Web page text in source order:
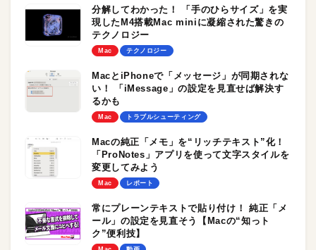
分解してわかった！ 「手のひらサイズ」を実
現したM4搭載Mac miniに凝縮された驚きの
テクノロジー
Mac テクノロジー
MacとiPhoneで「メッセージ」が同期されな
い！ 「iMessage」の設定を見直せば解決す
るかも
Mac トラブルシューティング
Macの純正「メモ」を“リッチテキスト”化！
「ProNotes」アプリを使って文字スタイルを
変更してみよう
Mac レポート
常にプレーンテキストで貼り付け！ 純正「メ
ール」の設定を見直そう【Macの“知っト
ク”便利技】